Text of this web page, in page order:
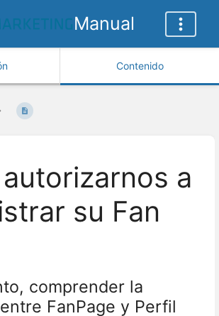
Manual
Contenido
a
su Fan
comprender la
FanPage y Perfil